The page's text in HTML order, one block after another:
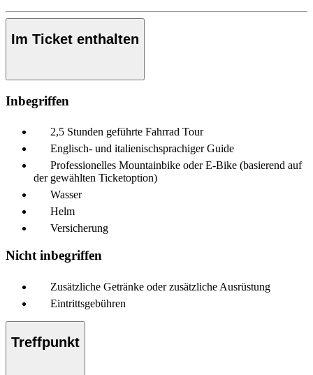
Im Ticket enthalten
Inbegriffen
2,5 Stunden geführte Fahrrad Tour
Englisch- und italienischsprachiger Guide
Professionelles Mountainbike oder E-Bike (basierend auf
der gewählten Ticketoption)
Wasser
Helm
Versicherung
Nicht inbegriffen
Zusätzliche Getränke oder zusätzliche Ausrüstung
Eintrittsgebühren
Treffpunkt